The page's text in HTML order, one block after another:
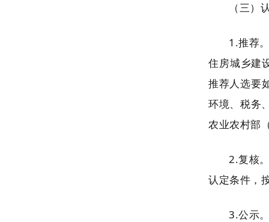
（三）
1.推荐
住房城乡建
推荐人选要
环境、税务
农业农村部
2.复核
认定条件，
3.公示